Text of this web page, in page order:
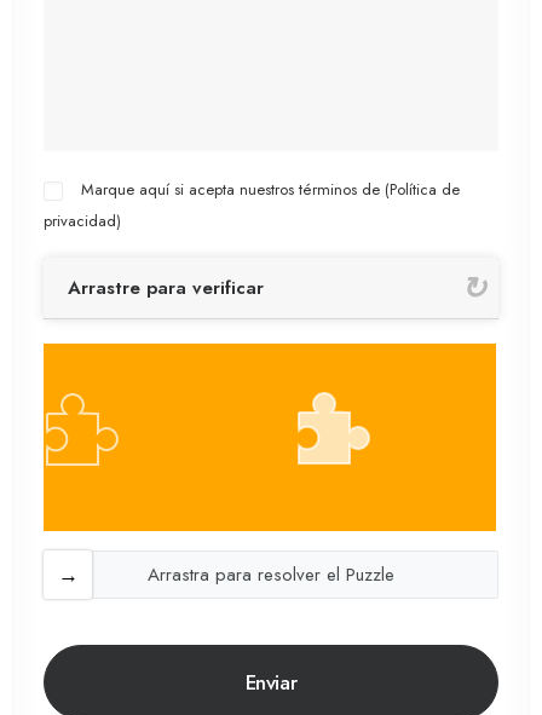
Marque aquí si acepta nuestros términos de (Política de
privacidad)
Arrastre para verificar
Arrastra para resolver el Puzzle